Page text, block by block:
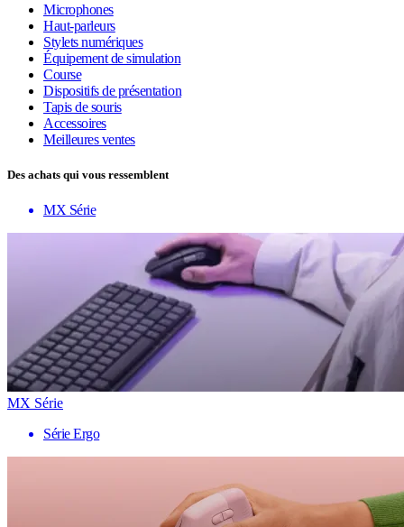
Microphones
Haut-parleurs
Stylets numériques
Équipement de simulation
Course
Dispositifs de présentation
Tapis de souris
Accessoires
Meilleures ventes
Des achats qui vous ressemblent
MX Série
MX Série
Série Ergo